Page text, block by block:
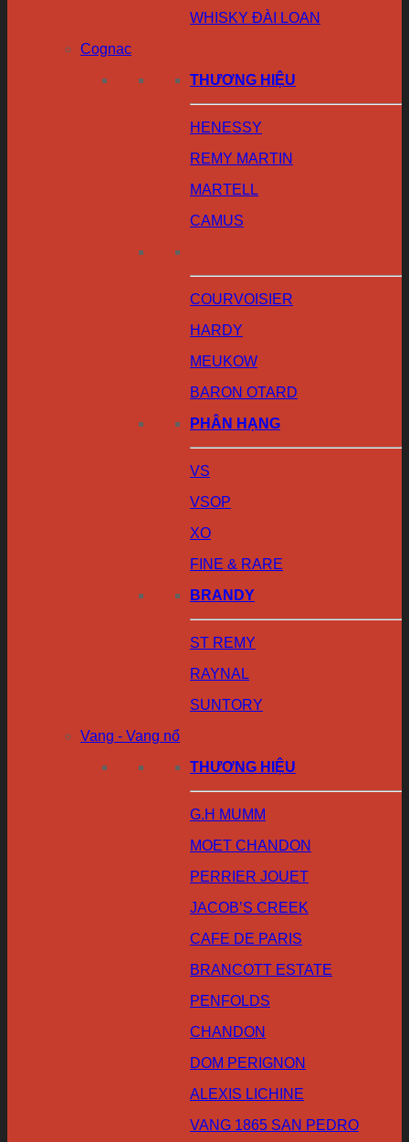
WHISKY ĐÀI LOAN
Cognac
THƯƠNG HIỆU
HENESSY
REMY MARTIN
MARTELL
CAMUS
COURVOISIER
HARDY
MEUKOW
BARON OTARD
PHÂN HẠNG
VS
VSOP
XO
FINE & RARE
BRANDY
ST REMY
RAYNAL
SUNTORY
Vang - Vang nổ
THƯƠNG HIỆU
G.H MUMM
MOET CHANDON
PERRIER JOUET
JACOB’S CREEK
CAFE DE PARIS
BRANCOTT ESTATE
PENFOLDS
CHANDON
DOM PERIGNON
ALEXIS LICHINE
VANG 1865 SAN PEDRO